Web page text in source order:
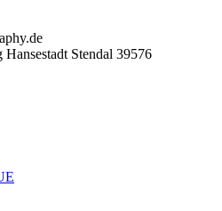
Stendal 39576